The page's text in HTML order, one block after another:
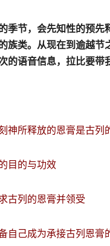
季节，会先知性的预先
族类。从现在到逾越节
的语音信息，拉比要带
神所释放的恩膏是古列
目的与功效
古列的恩膏并领受
自己成为承接古列恩膏